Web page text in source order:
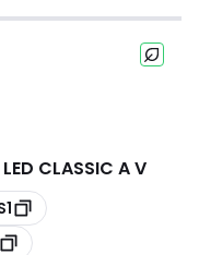
CLASSIC A V